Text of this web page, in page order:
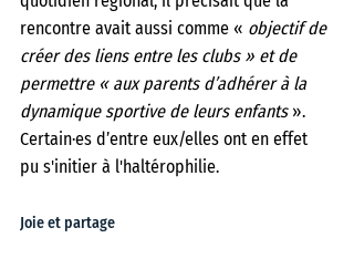
rencontre avait aussi comme « objectif de
créer des liens entre les clubs » et de
permettre « aux parents d’adhérer à la
dynamique sportive de leurs enfants ».
Certain·es d’entre eux/elles ont en effet
pu s'initier à l'haltérophilie.
Joie et partage